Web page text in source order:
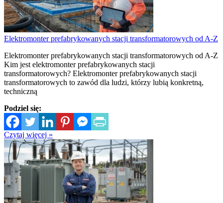
Elektromonter prefabrykowanych stacji transformatorowych od A-Z
Elektromonter prefabrykowanych stacji transformatorowych od A-Z
Kim jest elektromonter prefabrykowanych stacji
transformatorowych? Elektromonter prefabrykowanych stacji
transformatorowych to zawód dla ludzi, którzy lubią konkretną,
techniczną
Podziel się:
Czytaj więcej »